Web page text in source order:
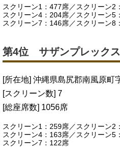
スクリーン1：477席／スクリーン2
スクリーン4：204席／スクリーン5
スクリーン7：146席／スクリーン8
第4位 サザンプレックス
[所在地] 沖縄県島尻郡南風原町
[スクリーン数] 7
[総座席数] 1056席
スクリーン1：259席／スクリーン2
スクリーン4：163席／スクリーン5
スクリーン7：122席